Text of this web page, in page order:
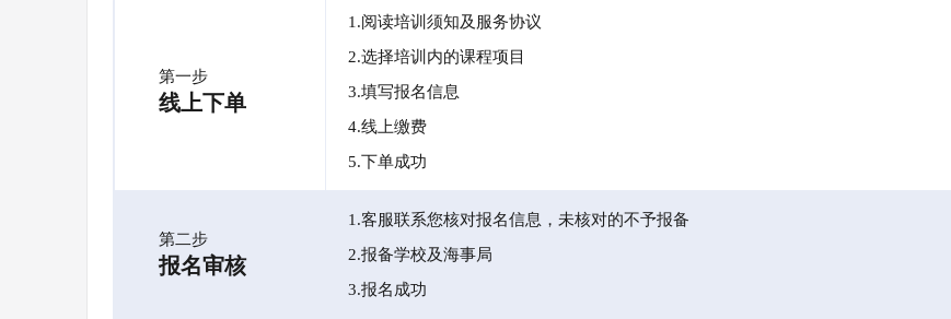
第一步
线上下单
1.阅读培训须知及服务协议
2.选择培训内的课程项目
3.填写报名信息
4.线上缴费
5.下单成功
第二步
报名审核
1.客服联系您核对报名信息，未核对的不予报备
2.报备学校及海事局
3.报名成功